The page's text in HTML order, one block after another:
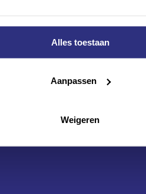
Alles toestaan
Aanpassen
Weigeren